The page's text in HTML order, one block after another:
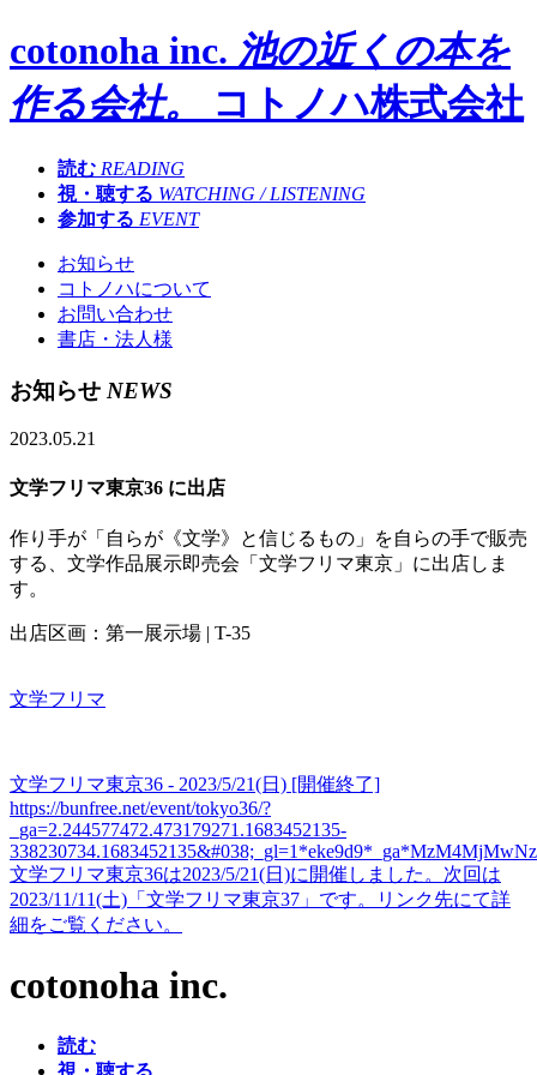
cotonoha inc. 池の近くの本を
作る会社。
コトノハ株式会社
読む READING
視・聴する WATCHING / LISTENING
参加する EVENT
お知らせ
コトノハについて
お問い合わせ
書店・法人様
お知らせ NEWS
2023.05.21
文学フリマ東京36 に出店
作り手が「自らが《文学》と信じるもの」を自らの手で販売
する、文学作品展示即売会「文学フリマ東京」に出店しま
す。
出店区画：第一展示場 | T-35
文学フリマ
文学フリマ東京36 - 2023/5/21(日) [開催終了]
https://bunfree.net/event/tokyo36/?
_ga=2.244577472.473179271.1683452135-
文学フリマ東京36は2023/5/21(日)に開催しました。次回は
2023/11/11(土)「文学フリマ東京37」です。リンク先にて詳
細をご覧ください。
cotonoha inc.
読む
視・聴する